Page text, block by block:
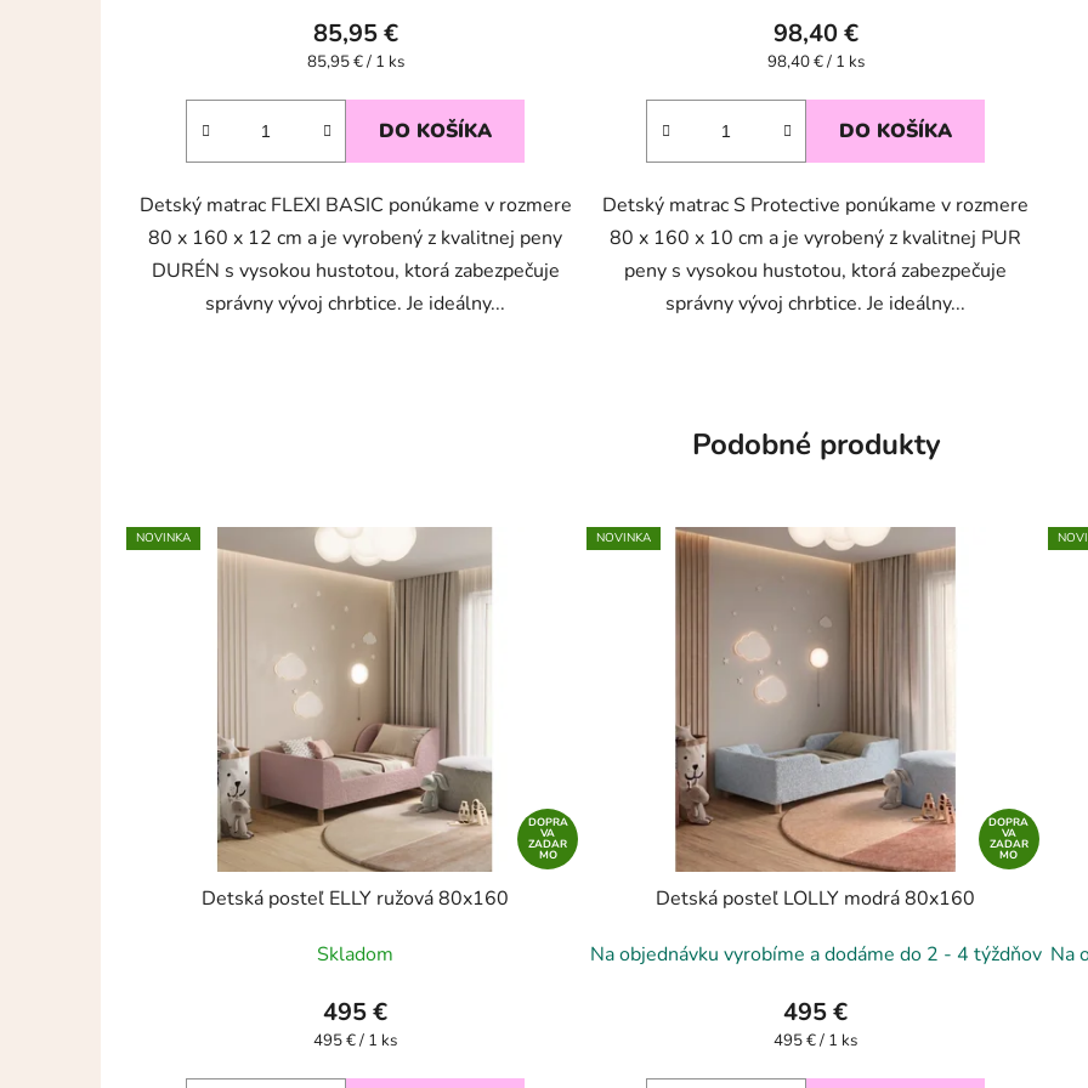
85,95 €
Jednotková
85,95 € / 1 ks
DO KOŠÍKA
Detský matrac FLEXI BASIC ponúkame v rozmere
80 x 160 x 12 cm a je vyrobený z kvalitnej peny
DURÉN s vysokou hustotou, ktorá zabezpečuje
správny vývoj chrbtice. Je ideálny...
98,40 €
Jednotková
98,40 € / 1 ks
DO KOŠÍKA
Detský matrac S Protective ponúkame v rozmere
80 x 160 x 10 cm a je vyrobený z kvalitnej PUR
peny s vysokou hustotou, ktorá zabezpečuje
správny vývoj chrbtice. Je ideálny...
Podobné produkty
NOVINKA
DOPRA
VA
ZADAR
MO
Detská posteľ ELLY ružová 80x160
Skladom
495 €
Jednotková
495 € / 1 ks
NOVINKA
DOPRA
VA
ZADAR
MO
Detská posteľ LOLLY modrá 80x160
Na objednávku vyrobíme a dodáme do 2 - 4 týždňov
495 €
Jednotková
495 € / 1 ks
Na